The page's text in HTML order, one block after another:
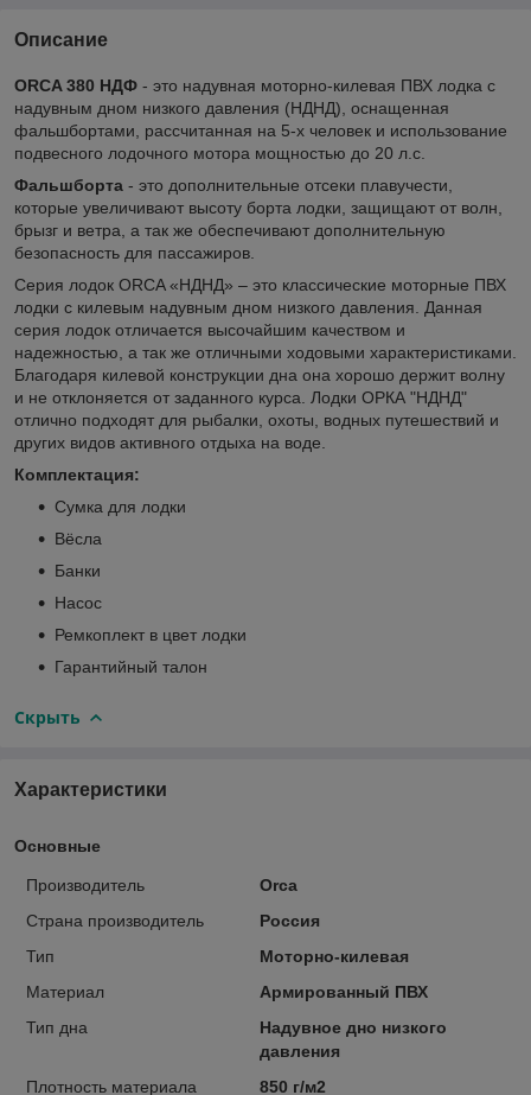
Описание
ORCA 380 НДФ - это надувная моторно-килевая ПВХ лодка с
надувным дном низкого давления (НДНД), оснащенная
фальшбортами, рассчитанная на 5-х человек и использование
подвесного лодочного мотора мощностью до 20 л.с.
Фальшборта - это дополнительные отсеки плавучести,
которые увеличивают высоту борта лодки, защищают от волн,
брызг и ветра, а так же обеспечивают дополнительную
безопасность для пассажиров.
Серия лодок ORCA «НДНД» – это классические моторные ПВХ
лодки с килевым надувным дном низкого давления. Данная
серия лодок отличается высочайшим качеством и
надежностью, а так же отличными ходовыми характеристиками.
Благодаря килевой конструкции дна она хорошо держит волну
и не отклоняется от заданного курса. Лодки ОРКА "НДНД"
отлично подходят для рыбалки, охоты, водных путешествий и
других видов активного отдыха на воде.
Комплектация:
Сумка для лодки
Вёсла
Банки
Насос
Ремкоплект в цвет лодки
Гарантийный талон
Скрыть
Характеристики
Основные
Производитель
Orca
Страна производитель
Россия
Тип
Моторно-килевая
Материал
Армированный ПВХ
Тип дна
Надувное дно низкого
давления
Плотность материала
850 г/м2